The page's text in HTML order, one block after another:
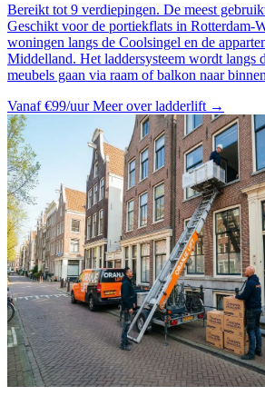
Bereikt tot 9 verdiepingen. De meest
Geschikt voor de portiekflats in Rotterdam-
woningen langs de Coolsingel en de
Middelland. Het laddersysteem wordt langs
meubels gaan via raam of balkon naar
Vanaf €99/uur Meer over ladderlift →